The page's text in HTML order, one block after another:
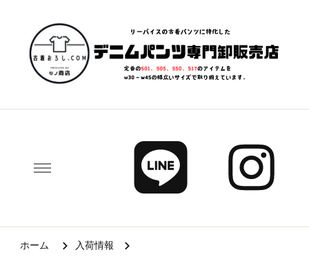
おろし.com
「カーハート」などの人気デニムパンツ、ロックTシャツ、ヴィン
ホーム
入荷情報